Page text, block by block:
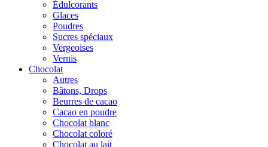
Édulcorants
Glaces
Poudres
Sucres spéciaux
Vergeoises
Vernis
Chocolat
Autres
Bâtons, Drops
Beurres de cacao
Cacao en poudre
Chocolat blanc
Chocolat coloré
Chocolat au lait